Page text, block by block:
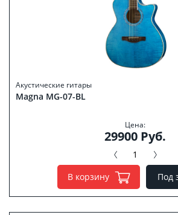
Акустические гитары
Magna MG-07-BL
Цена:
29900 Руб.
В корзину Под